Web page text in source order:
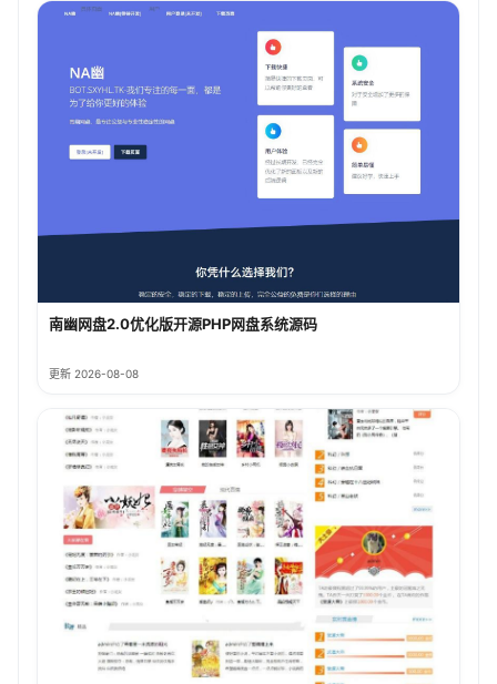
南幽网盘2.0优化版开源PHP网盘系统源码
更新 2026-08-08